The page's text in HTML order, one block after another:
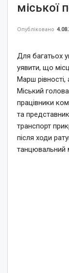
міської
Опубліковано
Для багатьох
уявити, що
Марш
Міський
працівники
та
транспорт
після ходи
танцювальний